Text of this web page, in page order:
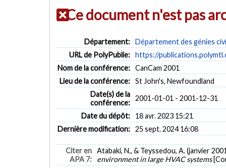
Ce document n'est pas
Département: Département des génies
URL de PolyPublie: https://
Nom de la conférence: CanCam 2001
Lieu de la conférence: St John's, Newfoundland
Date(s) de la
conférence:
2001-01-01 - 2001-12-31
Date du dépôt:
18 avr. 2023 15:21
Dernière modification: 25 sept. 2024 16:08
Citer en
APA 7:
Atabaki, N., & Teyssedou, A. (janvier
environment in large HVAC systems